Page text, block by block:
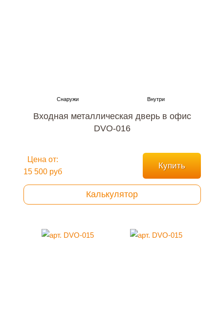
Входная металлическая дверь в офис
DVO-016
Цена от:
15 500 руб
Купить
Калькулятор